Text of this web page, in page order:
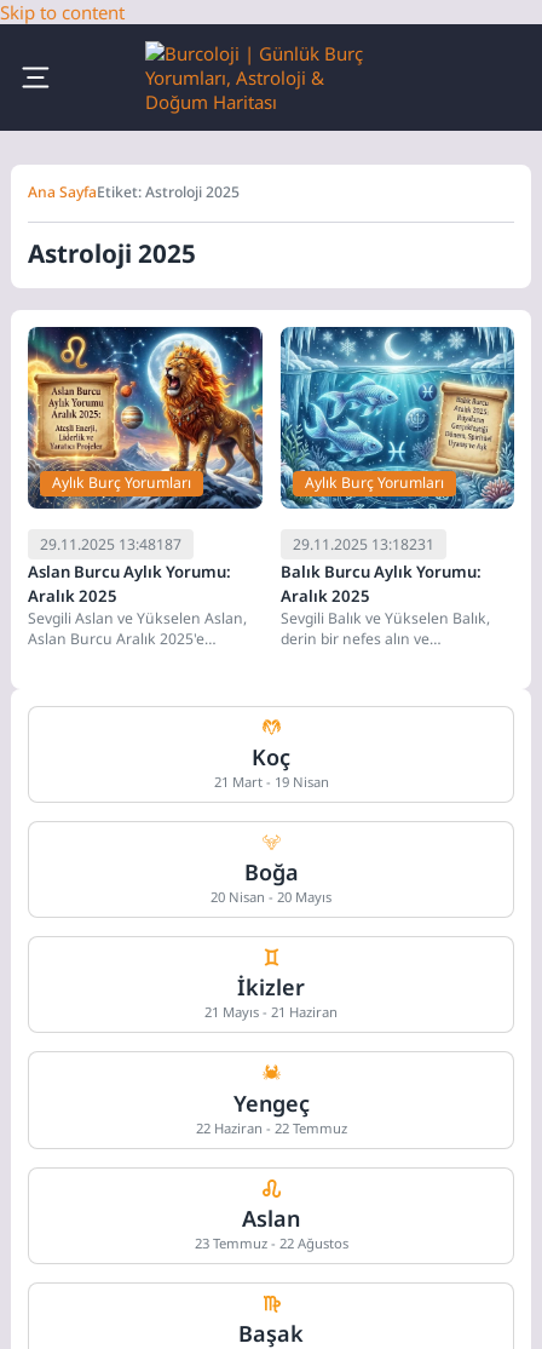
Skip to content
Ana SayfaEtiket: Astroloji 2025
Astroloji 2025
Aylık Burç Yorumları
29.11.2025 13:48187
Aslan Burcu Aylık Yorumu:
Aralık 2025
Sevgili Aslan ve Yükselen Aslan,
Aslan Burcu Aralık 2025'e
Aylık Burç Yorumları
29.11.2025 13:18231
Balık Burcu Aylık Yorumu:
Aralık 2025
Sevgili Balık ve Yükselen Balık,
derin bir nefes alın ve
Koç
21 Mart - 19 Nisan
Boğa
20 Nisan - 20 Mayıs
İkizler
21 Mayıs - 21 Haziran
Yengeç
22 Haziran - 22 Temmuz
Aslan
23 Temmuz - 22 Ağustos
Başak